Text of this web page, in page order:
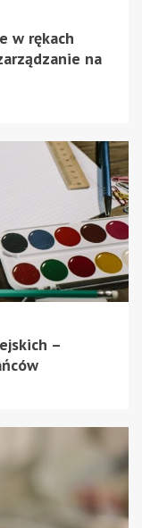
w rękach
na
–